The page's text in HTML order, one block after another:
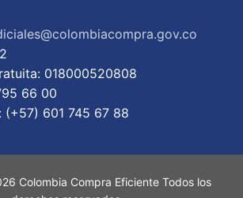
018000520808
66 00
(+57) 601 745 67 88
Colombia Compra Eficiente Todos los